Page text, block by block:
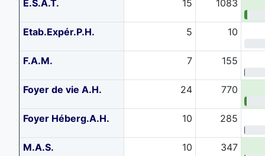
E.S.A.T. 15 1083
Etab.Expér.P.H. 5 10
F.A.M. 7 155
Foyer de vie A.H. 24 770
Foyer Héberg.A.H. 10 285
M.A.S. 10 347